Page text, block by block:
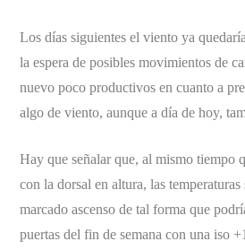
Los días siguientes el viento ya
la espera de posibles movimientos de
nuevo poco productivos en cuanto a
algo de viento, aunque a día de hoy,
Hay que señalar que, al mismo tiempo
con la dorsal en altura, las
marcado ascenso de tal forma que
puertas del fin de semana con una iso